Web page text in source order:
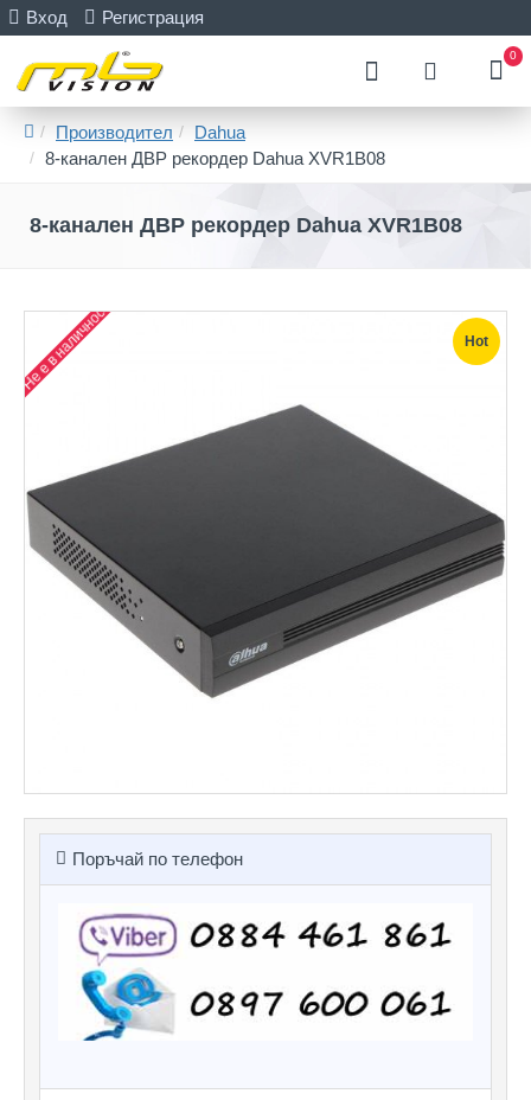
Вход Регистрация
0
Производител
Dahua
8-канален ДВР рекордер Dahua XVR1B08
8-канален ДВР рекордер Dahua XVR1B08
Hot
Не е в наличност
Поръчай по телефон